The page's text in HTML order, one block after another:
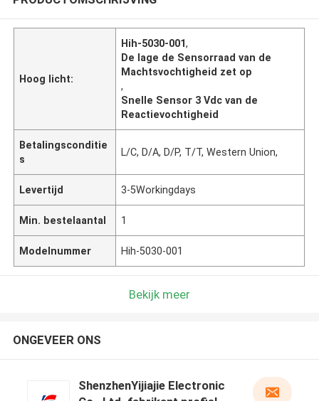
Hoog licht:
Hih-5030-001,
De lage de Sensorraad van de
Machtsvochtigheid zet op
,
Snelle Sensor 3 Vdc van de
Reactievochtigheid
Betalingsconditie
s
L/C, D/A, D/P, T/T, Western Union,
Levertijd 3-5Workingdays
Min. bestelaantal 1
Modelnummer Hih-5030-001
Bekijk meer
ONGEVEER ONS
ShenzhenYijiajie Electronic